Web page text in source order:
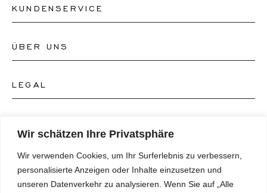
Wir schätzen Ihre Privatsphäre
Wir verwenden Cookies, um Ihr Surferlebnis zu verbessern,
personalisierte Anzeigen oder Inhalte einzusetzen und
unseren Datenverkehr zu analysieren. Wenn Sie auf „Alle
KUNDENSERVICE
Kontakt Uhrengeschäft
ÜBER UNS
Über uns
Magazin
LEGAL
Datenschutzrichtlinie
Impressum
Instagram
SPRACHE